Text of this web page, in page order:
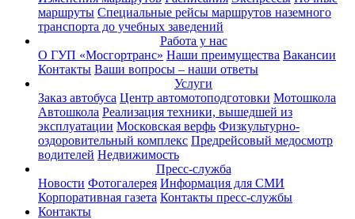
маршруты Специальные рейсы маршрутов наземного
транспорта до учебных заведений
Работа у нас
О ГУП «Мосгортранс» Наши преимущества Вакансии
Контакты Ваши вопросы – наши ответы
Услуги
Заказ автобуса Центр автомотоподготовки Мотошкола
Автошкола Реализация техники, вышедшей из
эксплуатации Московская верфь Физкультурно-
оздоровительный комплекс Предрейсовый медосмотр
водителей Недвижимость
Пресс-служба
Новости Фотогалерея Информация для СМИ
Корпоративная газета Контакты пресс-службы
Контакты